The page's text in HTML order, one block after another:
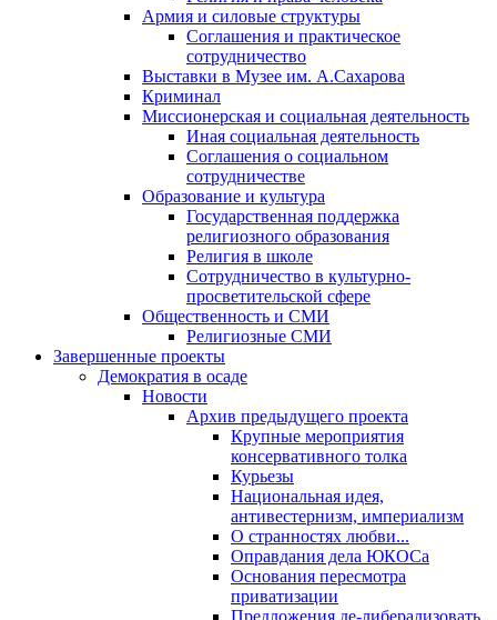
Армия и силовые структуры
Соглашения и практическое
сотрудничество
Выставки в Музее им. А.Сахарова
Криминал
Миссионерская и социальная деятельность
Иная социальная деятельность
Соглашения о социальном
сотрудничестве
Образование и культура
Государственная поддержка
религиозного образования
Религия в школе
Сотрудничество в культурно-
просветительской сфере
Общественность и СМИ
Религиозные СМИ
Завершенные проекты
Демократия в осаде
Новости
Архив предыдущего проекта
Крупные мероприятия
консервативного толка
Курьезы
Национальная идея,
антивестернизм, империализм
О странностях любви...
Оправдания дела ЮКОСа
Основания пересмотра
приватизации
Предложения де-либерализовать